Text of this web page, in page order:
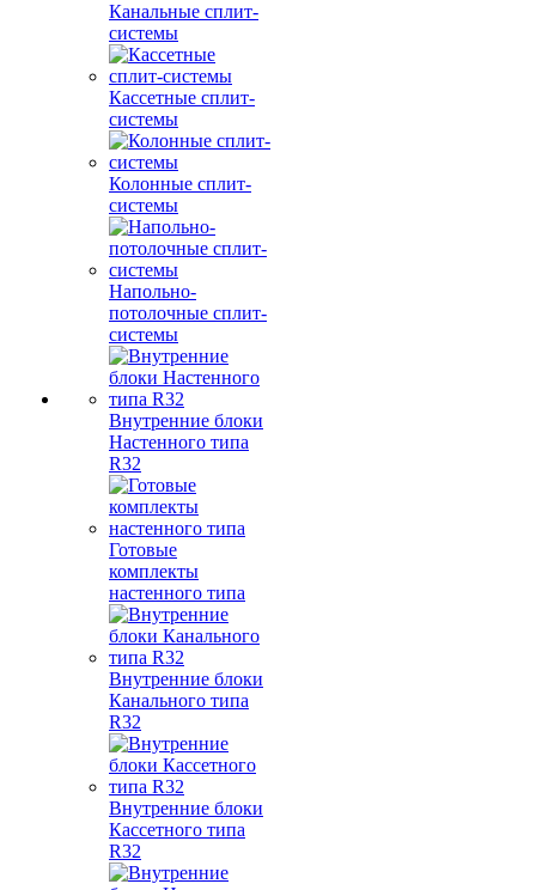
Канальные сплит-
системы
Кассетные сплит-
системы
Колонные сплит-
системы
Напольно-
потолочные сплит-
системы
Внутренние блоки
Настенного типа
R32
Готовые
комплекты
настенного типа
Внутренние блоки
Канального типа
R32
Внутренние блоки
Кассетного типа
R32